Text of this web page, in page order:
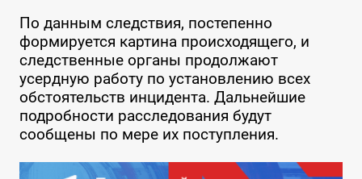
По данным следствия, постепенно
формируется картина происходящего, и
следственные органы продолжают
усердную работу по установлению всех
обстоятельств инцидента. Дальнейшие
подробности расследования будут
сообщены по мере их поступления.